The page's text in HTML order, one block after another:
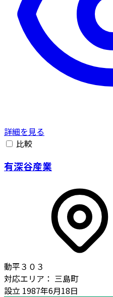
詳細を見る
比較
有深谷産業
動平３０３
対応エリア： 三島町
設立 1987年6月18日